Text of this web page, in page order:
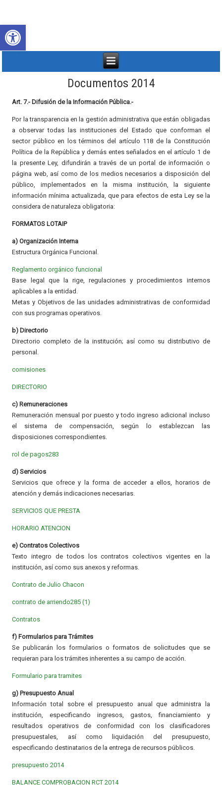
Documentos 2014
Art. 7.- Difusión de la Información Pública.-
Por la transparencia en la gestión administrativa que están obligadas
a observar todas las instituciones del Estado que conforman el
sector público en los términos del artículo 118 de la Constitución
Política de la República y demás entes señalados en el artículo 1 de
la presente Ley, difundirán a través de un portal de información o
página web, así como de los medios necesarios a disposición del
público, implementados en la misma institución, la siguiente
información mínima actualizada, que para efectos de esta Ley se la
considera de naturaleza obligatoria:
FORMATOS LOTAIP
a) Organización Interna
Estructura Orgánica Funcional.
Reglamento orgánico funcional
Base legal que la rige, regulaciones y procedimientos internos
aplicables a la entidad.
Metas y Objetivos de las unidades administrativas de conformidad
con sus programas operativos.
b) Directorio
Directorio completo de la institución; así como su distributivo de
personal.
comisiones
DIRECTORIO
c) Remuneraciones
Remuneración mensual por puesto y todo ingreso adicional incluso
el sistema de compensación, según lo establezcan las
disposiciones correspondientes.
rol de pagos283
d) Servicios
Servicios que ofrece y la forma de acceder a ellos, horarios de
atención y demás indicaciones necesarias.
SERVICIOS QUE PRESTA
HORARIO ATENCION
e) Contratos Colectivos
Texto integro de todos los contratos colectivos vigentes en la
institución, así como sus anexos y reformas.
Contrato de Julio Chacon
contrato de arriendo285 (1)
Contratos
f) Formularios para Trámites
Se publicarán los formularios o formatos de solicitudes que se
requieran para los trámites inherentes a su campo de acción.
Formulario para tramites
g) Presupuesto Anual
Información total sobre el presupuesto anual que administra la
institución, especificando ingresos, gastos, financiamiento y
resultados operativos de conformidad con los clasificadores
presupuestales, así como liquidación del presupuesto,
especificando destinatarios de la entrega de recursos públicos.
presupuesto 2014
BALANCE COMPROBACION RCT 2014
Abrir barra de herramientas